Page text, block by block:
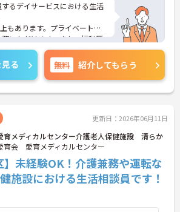
るデイサービスにおける生活
もあります。プライベートを
いただけます。また、福利厚
働きやすい環境が整ってお
務いただけます。給与は月給
です。
面接対策ポイントなど、さら
のでお気軽にご相談くださ
る 無料 紹介してもらう
更新日：2026年06月11日
メディカルセンター介護老人保健施設 清らか
育会 愛育メディカルセンター
】未経験OK！介護兼務や運転な
施設における生活相談員です！